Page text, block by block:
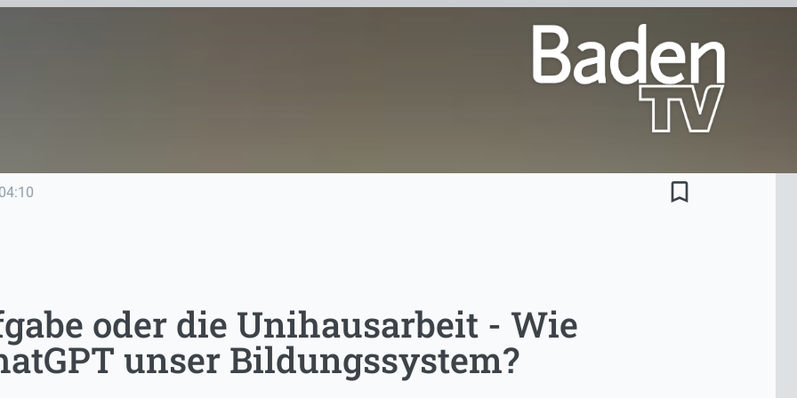
04:10 bookmark_border
oder die Unihausarbeit - Wie
unser Bildungssystem?